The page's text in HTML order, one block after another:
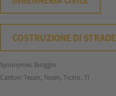
COSTRUZIONE DI STRADE
Synonymes: Bioggio
Canton: Tessin, Tessin, Ticino, TI